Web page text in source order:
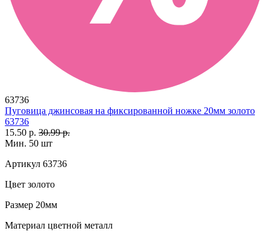
63736
Пуговица джинсовая на фиксированной ножке 20мм золото
63736
15.50 р. 30.99 р.
Мин. 50 шт
Артикул 63736
Цвет золото
Размер 20мм
Материал цветной металл